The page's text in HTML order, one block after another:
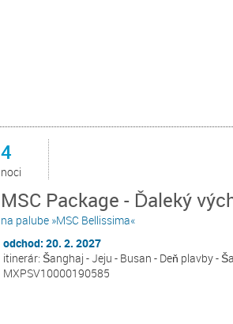
4
noci
MSC Package - Ďaleký
na palube »MSC Bellissima«
odchod: 20. 2. 2027
itinerár: Šanghaj - Jeju - Busan - Deň plavby -
MXPSV10000190585